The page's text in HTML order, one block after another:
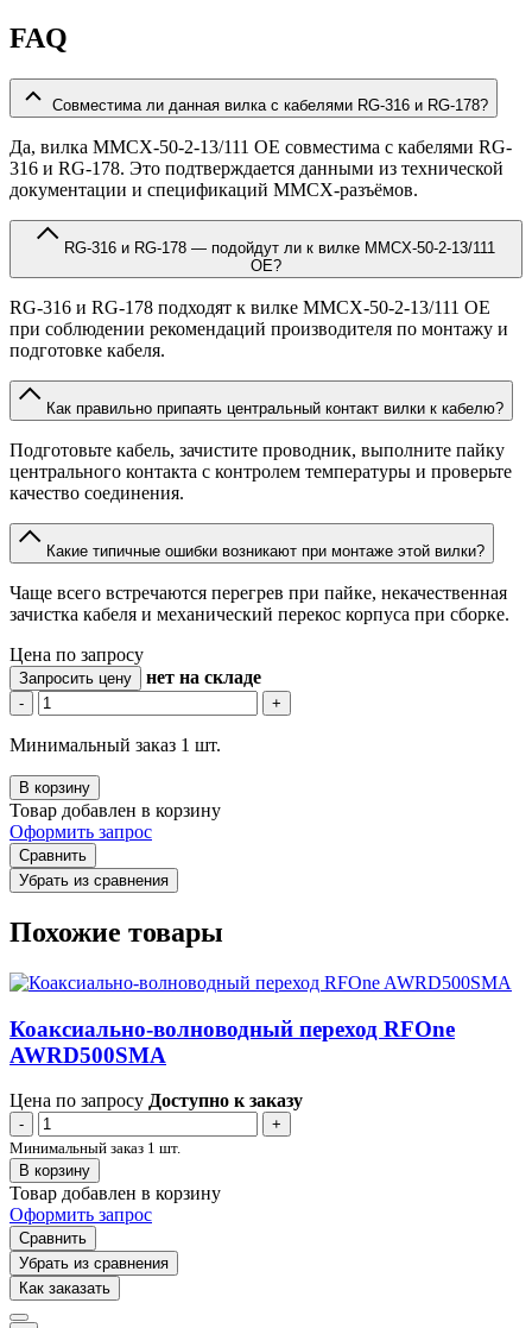
FAQ
Совместима ли данная вилка с кабелями RG-316 и RG-178?
Да, вилка MMCX-50-2-13/111 OE совместима с кабелями RG-
316 и RG-178. Это подтверждается данными из технической
документации и спецификаций MMCX-разъёмов.
OE?
RG-316 и RG-178 подходят к вилке MMCX-50-2-13/111 OE
при соблюдении рекомендаций производителя по монтажу и
подготовке кабеля.
Как правильно припаять центральный контакт вилки к кабелю?
Подготовьте кабель, зачистите проводник, выполните пайку
центрального контакта с контролем температуры и проверьте
качество соединения.
Какие типичные ошибки возникают при монтаже этой вилки?
Чаще всего встречаются перегрев при пайке, некачественная
зачистка кабеля и механический перекос корпуса при сборке.
Цена по запросу
Запросить цену нет на складе
- +
Минимальный заказ 1 шт.
В корзину
Товар добавлен в корзину
Оформить запрос
Сравнить
Убрать из сравнения
Похожие товары
Коаксиально-волноводный переход RFOne
AWRD500SMA
Цена по запросу Доступно к заказу
-
+
Минимальный заказ 1 шт.
В корзину
Товар добавлен в корзину
Оформить запрос
Сравнить
Убрать из сравнения
Как заказать